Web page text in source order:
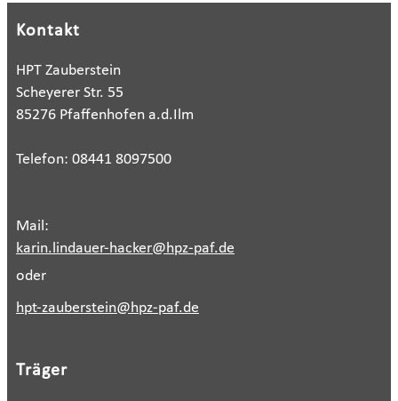
Kontakt
HPT Zauberstein
Scheyerer Str. 55
85276 Pfaffenhofen a.d.Ilm
Telefon: 08441 8097500
Mail:
karin.lindauer-hacker@hpz-paf.de
oder
hpt-zauberstein@hpz-paf.de
Träger